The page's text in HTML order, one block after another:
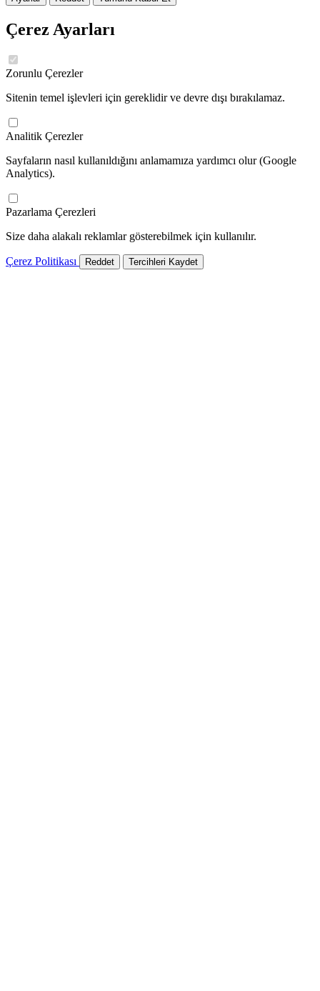
Çerez Ayarları
Zorunlu Çerezler
Sitenin temel işlevleri için gereklidir ve devre dışı bırakılamaz.
Analitik Çerezler
Sayfaların nasıl kullanıldığını anlamamıza yardımcı olur (Google
Analytics).
Pazarlama Çerezleri
Size daha alakalı reklamlar gösterebilmek için kullanılır.
Çerez Politikası Reddet Tercihleri Kaydet